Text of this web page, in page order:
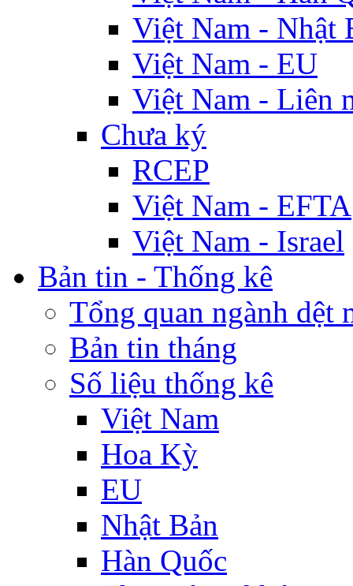
Việt Nam - Nhật
Việt Nam - EU
Việt Nam - Liên
Chưa ký
RCEP
Việt Nam - EFTA
Việt Nam - Israel
Bản tin - Thống kê
Tổng quan ngành dệt
Bản tin tháng
Số liệu thống kê
Việt Nam
Hoa Kỳ
EU
Nhật Bản
Hàn Quốc